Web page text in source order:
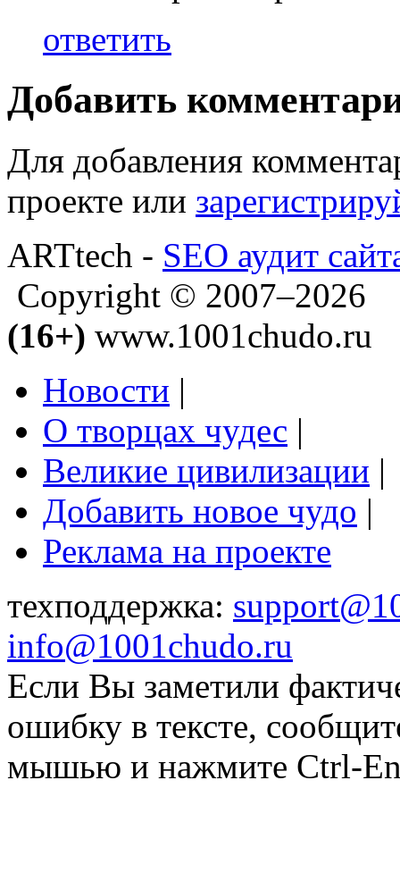
ответить
Добавить
Для добавления
проекте или
ARTtech - SEO аудит
Copyright © 2007–2026
(16+) www.1001chudo.ru
Новости |
О творцах чудес |
Великие цивилизации |
Добавить новое чудо |
Реклама на проекте
техподдержка:
info@1001chudo.ru
Если Вы заметили
ошибку в тексте,
мышью и нажмите Ctrl-